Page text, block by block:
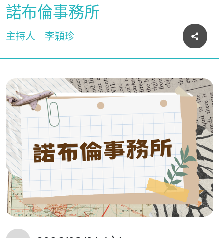
諾布倫事務所
主持人 李穎珍